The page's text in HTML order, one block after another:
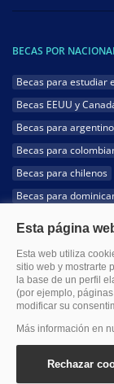
BECAS POR
Becas para estudiar
Becas EEUU y
Becas para
Becas para
Becas para chilenos
Becas para
Becas para
Becas para
1999-2026